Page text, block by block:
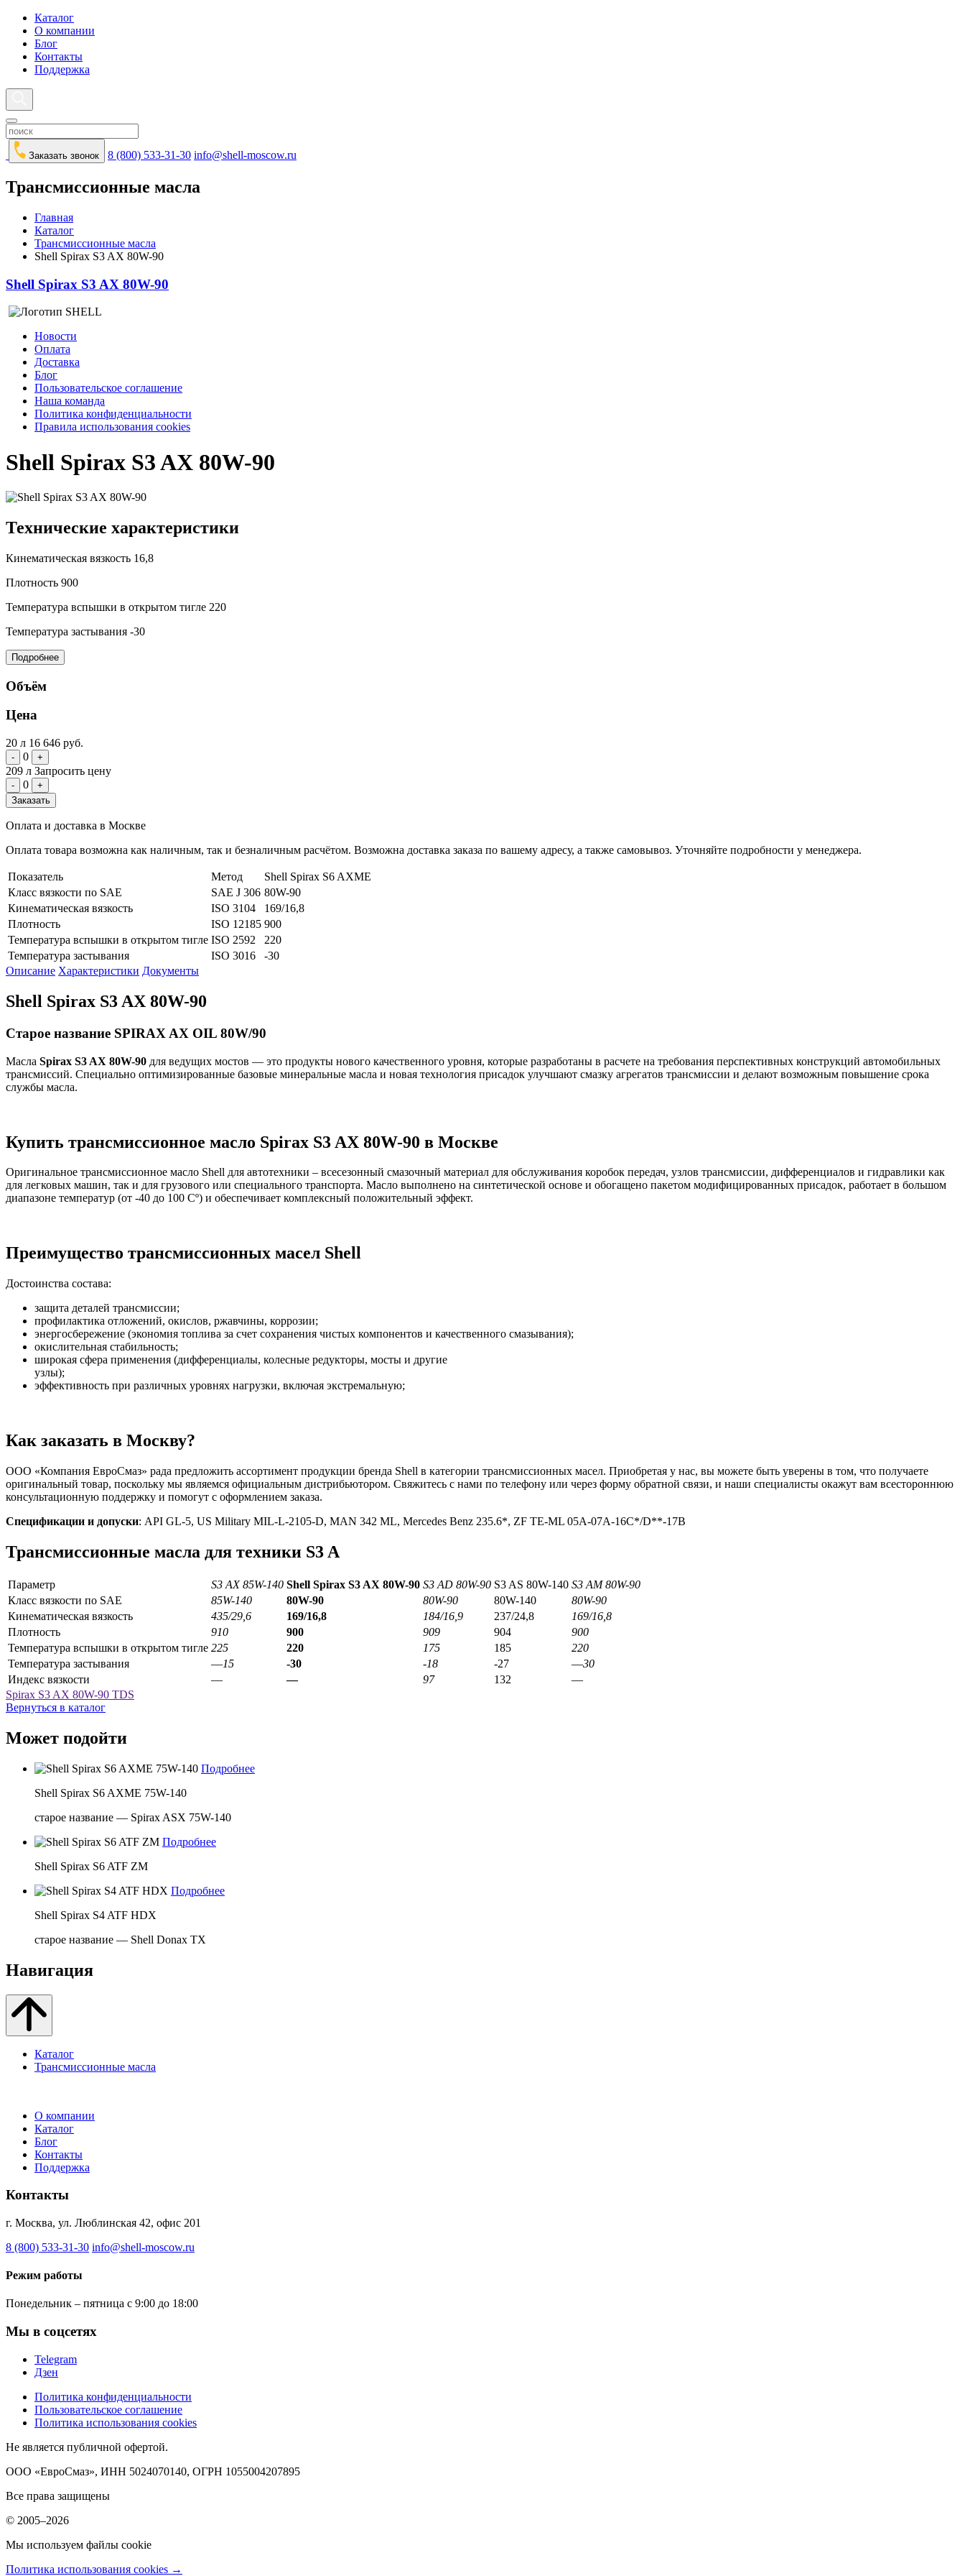
Каталог
О компании
Блог
Контакты
Поддержка
Заказать звонок 8 (800) 533-31-30 info@shell-moscow.ru
Трансмиссионные масла
Главная
Каталог
Трансмиссионные масла
Shell Spirax S3 AX 80W-90
Shell Spirax S3 AX 80W-90
Новости
Оплата
Доставка
Блог
Пользовательское соглашение
Наша команда
Политика конфиденциальности
Правила использования cookies
Shell Spirax S3 AX 80W-90
Технические характеристики
Кинематическая вязкость 16,8
Плотность 900
Температура вспышки в открытом тигле 220
Температура застывания -30
Подробнее
Объём
Цена
20 л 16 646 руб.
- 0 +
209 л Запросить цену
- 0
+
Заказать
Оплата и доставка в Москве
Оплата товара возможна как наличным, так и безналичным расчётом. Возможна доставка заказа по вашему адресу, а также самовывоз. Уточняйте подробности у менеджера.
Показатель Метод
Shell Spirax S6 AXME
Класс вязкости по SAE
SAE J 306 80W-90
Кинематическая вязкость
ISO 3104
169/16,8
Плотность
ISO 12185 900
Температура вспышки в открытом тигле ISO 2592
220
Температура застывания
ISO 3016
-30
Описание Характеристики Документы
Shell Spirax S3 AX 80W-90
Старое название SPIRAX AX OIL 80W/90
Масла Spirax S3 AX 80W-90 для ведущих мостов — это продукты нового качественного уровня, которые разработаны в расчете на требования перспективных конструкций автомобильных
трансмиссий. Специально оптимизированные базовые минеральные масла и новая технология присадок улучшают смазку агрегатов трансмиссии и делают возможным повышение срока
службы масла.
Купить трансмиссионное масло Spirax S3 AX 80W-90 в Москве
Оригинальное трансмиссионное масло Shell для автотехники – всесезонный смазочный материал для обслуживания коробок передач, узлов трансмиссии, дифференциалов и гидравлики как
для легковых машин, так и для грузового или специального транспорта. Масло выполнено на синтетической основе и обогащено пакетом модифицированных присадок, работает в большом
диапазоне температур (от -40 до 100 Сº) и обеспечивает комплексный положительный эффект.
Преимущество трансмиссионных масел Shell
Достоинства состава:
защита деталей трансмиссии;
профилактика отложений, окислов, ржавчины, коррозии;
энергосбережение (экономия топлива за счет сохранения чистых компонентов и качественного смазывания);
окислительная стабильность;
широкая сфера применения (дифференциалы, колесные редукторы, мосты и другие
узлы);
эффективность при различных уровнях нагрузки, включая экстремальную;
Как заказать в Москву?
ООО «Компания ЕвроСмаз» рада предложить ассортимент продукции бренда Shell в категории трансмиссионных масел. Приобретая у нас, вы можете быть уверены в том, что получаете
оригинальный товар, поскольку мы являемся официальным дистрибьютором. Свяжитесь с нами по телефону или через форму обратной связи, и наши специалисты окажут вам всестороннюю
консультационную поддержку и помогут с оформлением заказа.
Спецификации и допуски: API GL-5, US Military MIL-L-2105-D, MAN 342 ML, Mercedes Benz 235.6*, ZF TE-ML 05A-07A-16C*/D**-17B
Трансмиссионные масла для техники S3 A
Параметр S3 AX 85W-140 Shell Spirax S3 AX 80W-90 S3 AD 80W-90 S3 AS 80W-140 S3 AM 80W-90
Класс вязкости по SAE
85W-140 80W-90 80W-90 80W-140
80W-90
Кинематическая вязкость
435/29,6 169/16,8 184/16,9 237/24,8
169/16,8
Плотность
910 900 909 904
900
Температура вспышки в открытом тигле 225 220 175 185
220
Температура застывания
—15 -30 -18 -27 —30
Индекс вязкости
— — 97 132
—
Spirax S3 AX 80W-90 TDS
Вернуться в каталог
Может подойти
Подробнее
Shell Spirax S6 AXME 75W-140
старое название — Spirax ASX 75W-140
Подробнее
Shell Spirax S6 ATF ZM
Подробнее
Shell Spirax S4 ATF HDX
старое название — Shell Donax TX
Навигация
Каталог
Трансмиссионные масла
О компании
Каталог
Блог
Контакты
Поддержка
Контакты
г. Москва, ул. Люблинская 42, офис 201
8 (800) 533-31-30 info@shell-moscow.ru
Режим работы
Понедельник – пятница с 9:00 до 18:00
Мы в соцсетях
Telegram
Дзен
Политика конфиденциальности
Пользовательское соглашение
Политика использования cookies
Не является публичной офертой.
ООО «ЕвроСмаз», ИНН 5024070140, ОГРН 1055004207895
Все права защищены
© 2005–2026
Мы используем файлы cookie
Политика использования cookies →